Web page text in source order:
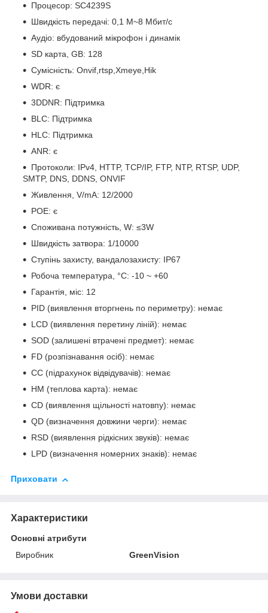
Процесор: SC4239S
Швидкість передачі: 0,1 М~8 Мбит/с
Аудіо: вбудований мікрофон і динамік
SD карта, GB: 128
Сумісність: Onvif,rtsp,Xmeye,Hik
WDR: є
3DDNR: Підтримка
BLC: Підтримка
HLC: Підтримка
ANR: є
Протоколи: IPv4, HTTP, TCP/IP, FTP, NTP, RTSP, UDP,
SMTP, DNS, DDNS, ONVIF
Живлення, V/mA: 12/2000
РОЕ: є
Споживана потужність, W: ≤3W
Швидкість затвора: 1/10000
Ступінь захисту, вандалозахисту: IP67
Робоча температура, °C: -10 ~ +60
Гарантія, міс: 12
PID (виявлення вторгнень по периметру): немає
LCD (виявлення перетину ліній): немає
SOD (залишені втрачені предмет): немає
FD (розпізнавання осіб): немає
CC (підрахунок відвідувачів): немає
HM (теплова карта): немає
CD (виявлення щільності натовпу): немає
QD (визначення довжини черги): немає
RSD (виявлення рідкісних звуків): немає
LPD (визначення номерних знаків): немає
Приховати
Характеристики
Основні атрибути
Виробник
GreenVision
Умови доставки